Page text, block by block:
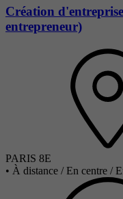
Création
entrepreneur)
PARIS 8E
• À distance / En centre /